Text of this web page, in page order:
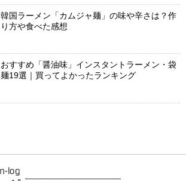
韓国ラーメン「カムジャ麺」の味や辛さは？作
り方や食べた感想
おすすめ「醤油味」インスタントラーメン・袋
麺19選｜買ってよかったランキング